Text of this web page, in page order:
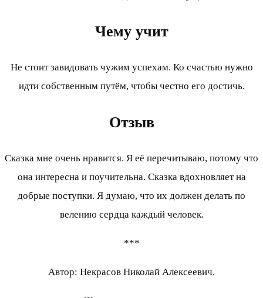
Чему учит
Не стоит завидовать чужим успехам. Ко счастью нужно
идти собственным путём, чтобы честно его достичь.
Отзыв
Сказка мне очень нравится. Я её перечитываю, потому что
она интересна и поучительна. Сказка вдохновляет на
добрые поступки. Я думаю, что их должен делать по
велению сердца каждый человек.
***
Автор: Некрасов Николай Алексеевич.